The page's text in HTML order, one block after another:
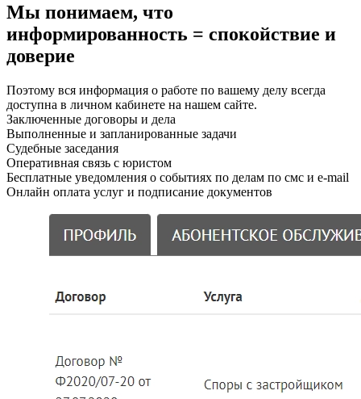
Мы понимаем, что
информированность = спокойствие и
доверие
Поэтому вся информация о работе по вашему делу всегда
доступна в личном кабинете на нашем сайте.
Заключенные договоры и дела
Выполненные и запланированные задачи
Судебные заседания
Оперативная связь с юристом
Бесплатные уведомления о событиях по делам по смс и e-mail
Онлайн оплата услуг и подписание документов